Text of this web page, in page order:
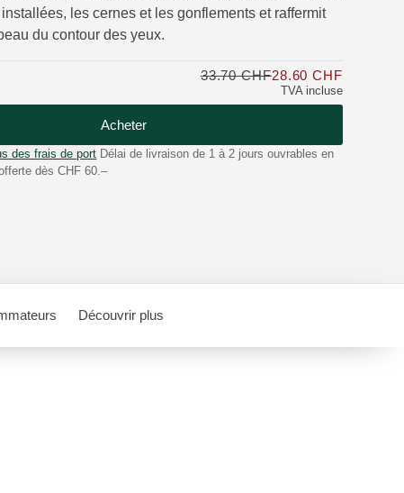
les cernes et les gonflements et raffermit
du contour des yeux.
TVA incluse
33.70 CHF28.60 CHF
Acheter
des frais de port Délai de livraison de 1 à 2 jours ouvrables en
dès CHF 60.–
Découvrir plus